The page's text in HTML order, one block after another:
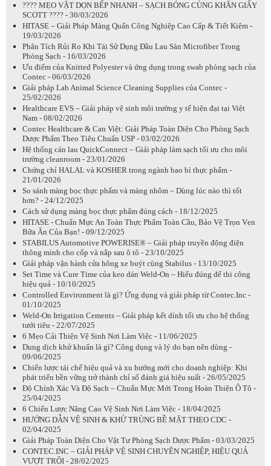
???? MẸO VẶT DỌN BẾP NHANH – SẠCH BÓNG CÙNG KHĂN GIẤY
SCOTT ???? - 30/03/2026
HITASE – Giải Pháp Màng Quấn Công Nghiệp Cao Cấp & Tiết Kiệm -
19/03/2026
Phân Tích Rủi Ro Khi Tái Sử Dụng Đầu Lau Sàn Microfiber Trong
Phòng Sạch - 16/03/2026
Ưu điểm của Knitted Polyester và ứng dụng trong swab phòng sạch của
Contec - 06/03/2026
Giải pháp Lab Animal Science Cleaning Supplies của Contec -
25/02/2026
Healthcare EVS – Giải pháp vệ sinh môi trường y tế hiện đại tại Việt
Nam - 08/02/2026
Contec Healthcare & Can Việt: Giải Pháp Toàn Diện Cho Phòng Sạch
Dược Phẩm Theo Tiêu Chuẩn USP - 03/02/2026
Hệ thống cán lau QuickConnect – Giải pháp làm sạch tối ưu cho môi
trường cleanroom - 23/01/2026
Chứng chỉ HALAL và KOSHER trong ngành bao bì thực phẩm -
21/01/2026
So sánh màng bọc thực phẩm và màng nhôm – Dùng lúc nào thì tốt
hơn? - 24/12/2025
Cách sử dụng màng bọc thực phẩm đúng cách - 18/12/2025
HITASE - Chuẩn Mực An Toàn Thực Phẩm Toàn Cầu, Bảo Vệ Trọn Vẹn
Bữa Ăn Của Bạn! - 09/12/2025
STABILUS Automotive POWERISE® – Giải pháp truyền động điện
thông minh cho cốp và nắp sau ô tô - 23/10/2025
Giải pháp vận hành cửa hông xe buýt cùng Stabilus - 13/10/2025
Set Time và Cure Time của keo dán Weld-On – Hiểu đúng để thi công
hiệu quả - 10/10/2025
Controlled Environment là gì? Ứng dụng và giải pháp từ Contec.Inc -
01/10/2025
Weld-On Irrigation Cements – Giải pháp kết dính tối ưu cho hệ thống
tưới tiêu - 22/07/2025
6 Mẹo Cải Thiện Vệ Sinh Nơi Làm Việc - 11/06/2025
Dung dịch khử khuẩn là gì? Công dụng và lý do bạn nên dùng -
09/06/2025
Chiến lược tái chế hiệu quả và xu hướng mới cho doanh nghiệp: Khi
phát triển bền vững trở thành chỉ số đánh giá hiệu suất - 26/05/2025
Độ Chính Xác Và Độ Sạch – Chuẩn Mực Mới Trong Hoàn Thiện Ô Tô -
25/04/2025
6 Chiến Lược Nâng Cao Vệ Sinh Nơi Làm Việc - 18/04/2025
HƯỚNG DẪN VỆ SINH & KHỬ TRÙNG BỀ MẶT THEO CDC -
02/04/2025
Giải Pháp Toàn Diện Cho Vật Tư Phòng Sạch Dược Phẩm - 03/03/2025
CONTEC.INC – GIẢI PHÁP VỆ SINH CHUYÊN NGHIỆP, HIỆU QUẢ
VƯỢT TRỘI - 28/02/2025